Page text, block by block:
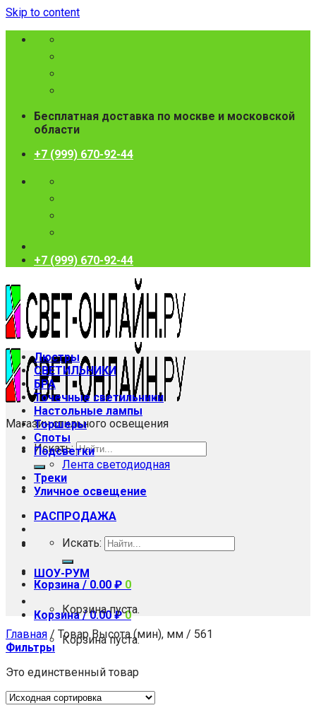
Skip to content
Бесплатная доставка по москве и московской
области
+7 (999) 670-92-44
+7 (999) 670-92-44
Магазин стильного освещения
Искать:
РАСПРОДАЖА
ШОУ-РУМ
Корзина /0.00₽ 0
Корзина пуста.
Люстры
СВЕТИЛЬНИКИ
БРА
Точечные светильники
Настольные лампы
Торшеры
Споты
Подсветки
Лента светодиодная
Треки
Уличное освещение
Искать:
Корзина / 0.00 ₽ 0
Корзина пуста.
Главная / Товар Высота (мин), мм / 561
Фильтры
Это единственный товар